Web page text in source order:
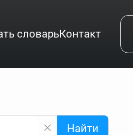
словарьКонтакт
Найти